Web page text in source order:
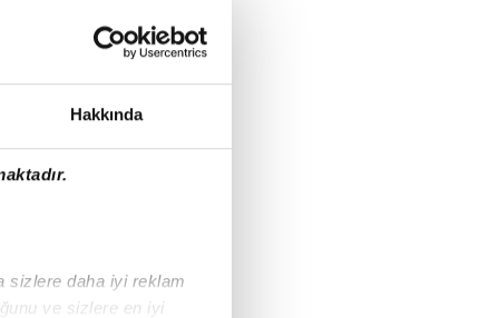
Hakkında
sizlere daha iyi reklam
ve sizlere en iyi